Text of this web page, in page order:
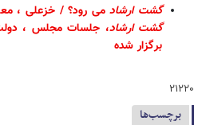
گشت ارشادمی رود؟ / خزعلی ،
گشت ارشاد، جلسات مجلس ،
برگزار شده
۲۱۲۲۰
برچسب‌ها